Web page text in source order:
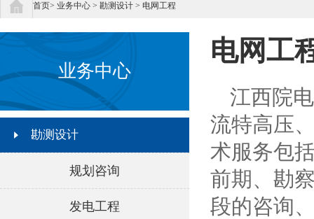
首页> 业务中心 > 勘测设计 > 电网工程
业务中心
勘测设计
规划咨询
发电工程
电网工
江西院
流特高压
术服务包
前期、勘
段的咨询